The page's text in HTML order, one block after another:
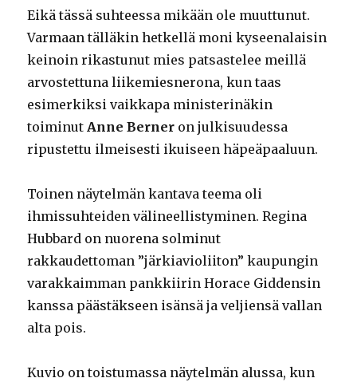
Eikä tässä suhteessa mikään ole muuttunut.
Varmaan tälläkin hetkellä moni kyseenalaisin
keinoin rikastunut mies patsastelee meillä
arvostettuna liikemiesnerona, kun taas
esimerkiksi vaikkapa ministerinäkin
toiminut Anne Berner on julkisuudessa
ripustettu ilmeisesti ikuiseen häpeäpaaluun.
Toinen näytelmän kantava teema oli
ihmissuhteiden välineellistyminen. Regina
Hubbard on nuorena solminut
rakkaudettoman ”järkiavioliiton” kaupungin
varakkaimman pankkiirin Horace Giddensin
kanssa päästäkseen isänsä ja veljiensä vallan
alta pois.
Kuvio on toistumassa näytelmän alussa, kun